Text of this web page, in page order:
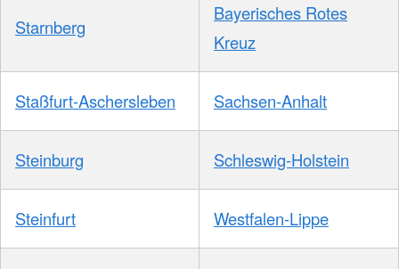
Starnberg
Bayerisches Rotes
Kreuz
Staßfurt-Aschersleben Sachsen-Anhalt
Steinburg Schleswig-Holstein
Steinfurt Westfalen-Lippe